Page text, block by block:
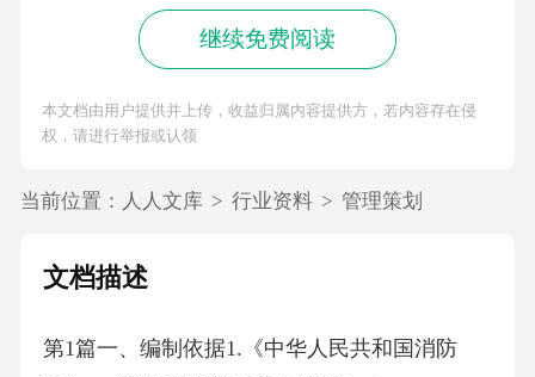
继续免费阅读
本文档由用户提供并上传，收益归属内容提供方，若内容存在侵
权，请进行举报或认领
当前位置： 人人文库 > 行业资料 > 管理策划
文档描述
第1篇一、编制依据1.《中华人民共和国消防